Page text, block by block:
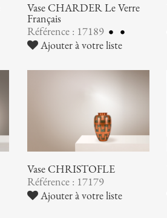
Vase CHARDER Le Verre
Français
Référence : 17189
Ajouter à votre liste
Vase CHRISTOFLE
Référence : 17179
Ajouter à votre liste